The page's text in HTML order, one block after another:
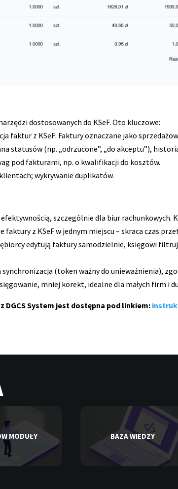
dostosowanych do KSeF. Oto kluczowe:
faktur z KSeF: Faktury oznaczane jako
statusów (np. „odrzucone”, „do akceptu”),
pod fakturami, np. o kwalifikacji do kosztów.
wykrywanie duplikatów.
szczególnie dla biur rachunkowych.
faktury z KSeF w jednym miejscu – skraca czas
edytują faktury samodzielnie, księgowi
(token ważny do unieważnienia),
mniej korekt, idealne dla małych firm i
DGCS System jest dostępna pod linkiem:
MODUŁY BAZA WIEDZY